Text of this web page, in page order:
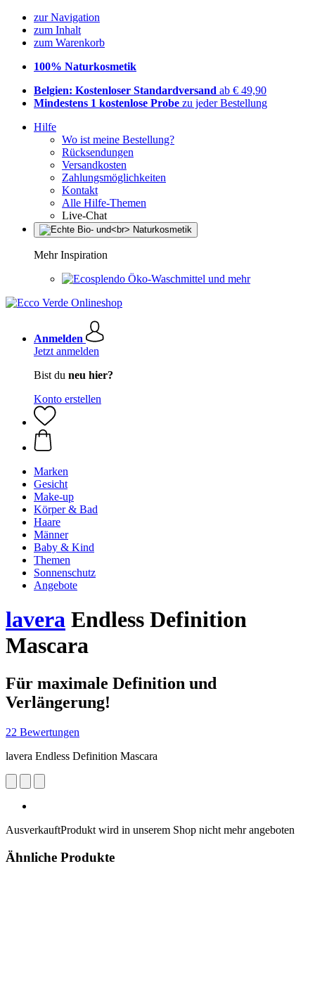
zur Navigation
zum Inhalt
zum Warenkorb
100% Naturkosmetik
Belgien: Kostenloser Standardversand ab € 49,90
Mindestens 1 kostenlose Probe zu jeder Bestellung
Hilfe
Wo ist meine Bestellung?
Rücksendungen
Versandkosten
Zahlungsmöglichkeiten
Kontakt
Alle Hilfe-Themen
Live-Chat
Mehr Inspiration
Öko-Waschmittel und mehr
Anmelden
Jetzt anmelden
Bist du neu hier?
Konto erstellen
Marken
Gesicht
Make-up
Körper & Bad
Haare
Männer
Baby & Kind
Themen
Sonnenschutz
Angebote
lavera Endless Definition
Mascara
Für maximale Definition und
Verlängerung!
22 Bewertungen
lavera Endless Definition Mascara
AusverkauftProdukt wird in unserem Shop nicht mehr angeboten
Ähnliche Produkte